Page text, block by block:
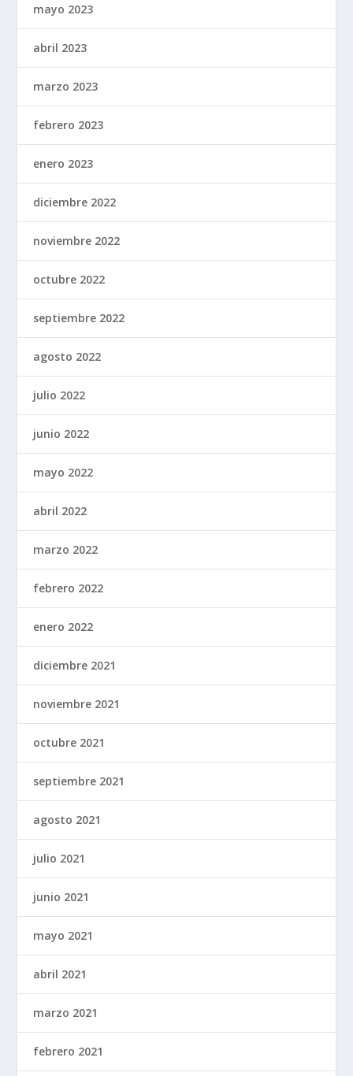
mayo 2023
abril 2023
marzo 2023
febrero 2023
enero 2023
diciembre 2022
noviembre 2022
octubre 2022
septiembre 2022
agosto 2022
julio 2022
junio 2022
mayo 2022
abril 2022
marzo 2022
febrero 2022
enero 2022
diciembre 2021
noviembre 2021
octubre 2021
septiembre 2021
agosto 2021
julio 2021
junio 2021
mayo 2021
abril 2021
marzo 2021
febrero 2021